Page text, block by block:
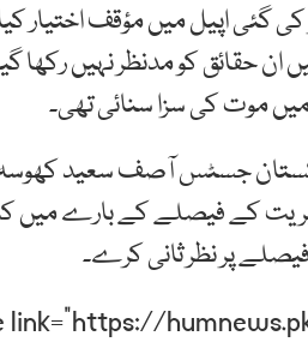
گئی اپیل میں مؤقف اختیار
فیصلے میں ان حقائق کو مدنظر
موت کی سزا سنائی تھی۔
جسٹس آصف سعید کھوسہ
کے فیصلے کے بارے میں
پر نظر ثانی کرے۔